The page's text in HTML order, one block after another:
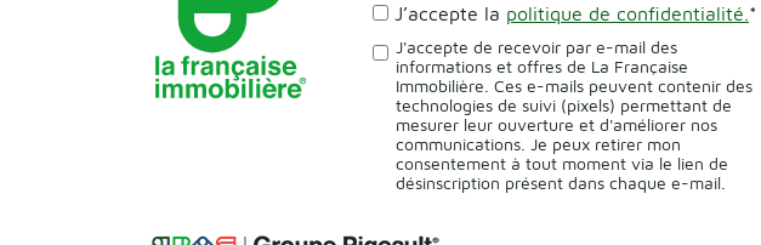
J’accepte la politique de confidentialité. *
J'accepte de recevoir par e-mail des
informations et offres de La Française
Immobilière. Ces e-mails peuvent contenir des
technologies de suivi (pixels) permettant de
mesurer leur ouverture et d'améliorer nos
communications. Je peux retirer mon
consentement à tout moment via le lien de
désinscription présent dans chaque e-mail.